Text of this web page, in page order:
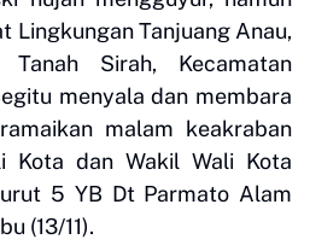
Lingkungan Tanjuang Anau,
Tanah Sirah, Kecamatan
menyala dan membara
malam keakraban
Kota dan Wakil Wali Kota
5 YB Dt Parmato Alam
(13/11).